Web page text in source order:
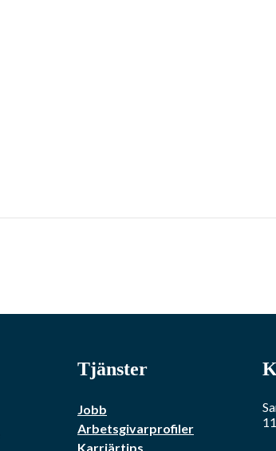
Tjänster
Jobb
Arbetsgivarprofiler
Karriärtips